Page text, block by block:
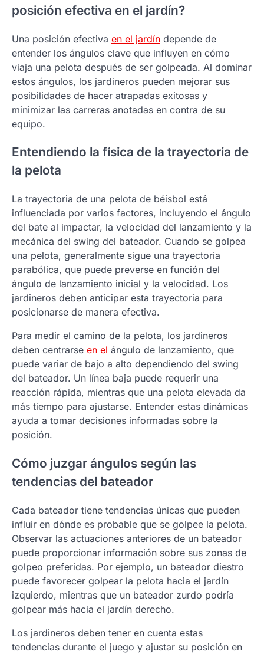
posición efectiva en el jardín?
Una posición efectiva en el jardín depende de
entender los ángulos clave que influyen en cómo
viaja una pelota después de ser golpeada. Al dominar
estos ángulos, los jardineros pueden mejorar sus
posibilidades de hacer atrapadas exitosas y
minimizar las carreras anotadas en contra de su
equipo.
Entendiendo la física de la trayectoria de
la pelota
La trayectoria de una pelota de béisbol está
influenciada por varios factores, incluyendo el ángulo
del bate al impactar, la velocidad del lanzamiento y la
mecánica del swing del bateador. Cuando se golpea
una pelota, generalmente sigue una trayectoria
parabólica, que puede preverse en función del
ángulo de lanzamiento inicial y la velocidad. Los
jardineros deben anticipar esta trayectoria para
posicionarse de manera efectiva.
Para medir el camino de la pelota, los jardineros
deben centrarse en el ángulo de lanzamiento, que
puede variar de bajo a alto dependiendo del swing
del bateador. Un línea baja puede requerir una
reacción rápida, mientras que una pelota elevada da
más tiempo para ajustarse. Entender estas dinámicas
ayuda a tomar decisiones informadas sobre la
posición.
Cómo juzgar ángulos según las
tendencias del bateador
Cada bateador tiene tendencias únicas que pueden
influir en dónde es probable que se golpee la pelota.
Observar las actuaciones anteriores de un bateador
puede proporcionar información sobre sus zonas de
golpeo preferidas. Por ejemplo, un bateador diestro
puede favorecer golpear la pelota hacia el jardín
izquierdo, mientras que un bateador zurdo podría
golpear más hacia el jardín derecho.
Los jardineros deben tener en cuenta estas
tendencias durante el juego y ajustar su posición en